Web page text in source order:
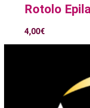
Rotolo
4,00€